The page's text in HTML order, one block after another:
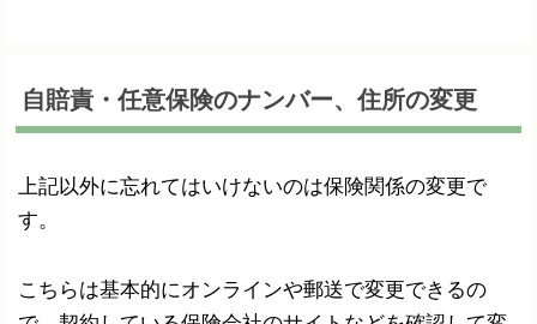
自賠責・任意保険のナンバー、住所の変更
上記以外に忘れてはいけないのは保険関係の変更で
す。
こちらは基本的にオンラインや郵送で変更できるの